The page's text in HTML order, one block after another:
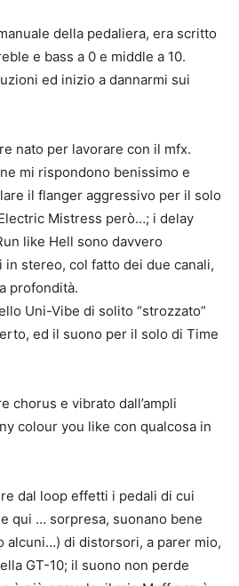
della pedaliera, era scritto
e bass a 0 e middle a 10.
ed inizio a dannarmi sui
nato per lavorare con il mfx.
mi rispondono benissimo e
il flanger aggressivo per il solo
Mistress però…; i delay
like Hell sono davvero
stereo, col fatto dei due canali,
profondità.
Uni-Vibe di solito “strozzato”
ed il suono per il solo di Time
chorus e vibrato dall’ampli
colour you like con qualcosa in
dal loop effetti i pedali di cui
qui … sorpresa, suonano bene
alcuni…) di distorsori, a parer mio,
GT-10; il suono non perde